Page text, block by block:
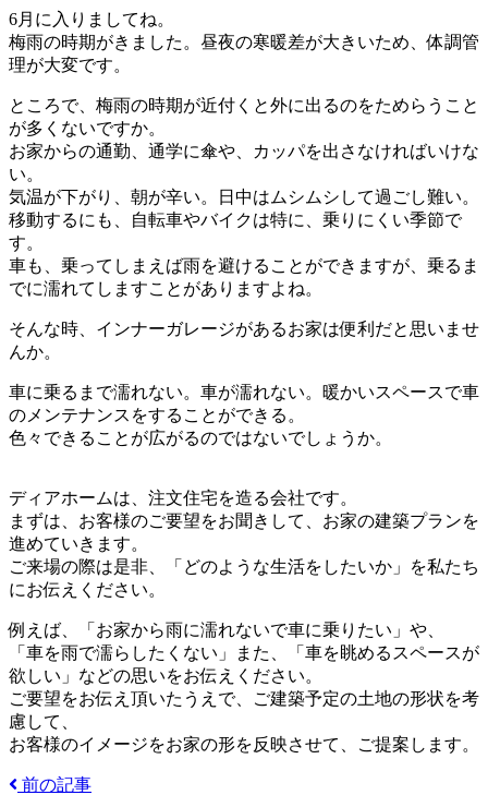
6月に入りましてね。
梅雨の時期がきました。昼夜の寒暖差が大きいため、体調管
理が大変です。
ところで、梅雨の時期が近付くと外に出るのをためらうこと
が多くないですか。
お家からの通勤、通学に傘や、カッパを出さなければいけな
い。
気温が下がり、朝が辛い。日中はムシムシして過ごし難い。
移動するにも、自転車やバイクは特に、乗りにくい季節で
す。
車も、乗ってしまえば雨を避けることができますが、乗るま
でに濡れてしますことがありますよね。
そんな時、インナーガレージがあるお家は便利だと思いませ
んか。
車に乗るまで濡れない。車が濡れない。暖かいスペースで車
のメンテナンスをすることができる。
色々できることが広がるのではないでしょうか。
ディアホームは、注文住宅を造る会社です。
まずは、お客様のご要望をお聞きして、お家の建築プランを
進めていきます。
ご来場の際は是非、「どのような生活をしたいか」を私たち
にお伝えください。
例えば、「お家から雨に濡れないで車に乗りたい」や、
「車を雨で濡らしたくない」また、「車を眺めるスペースが
欲しい」などの思いをお伝えください。
ご要望をお伝え頂いたうえで、ご建築予定の土地の形状を考
慮して、
お客様のイメージをお家の形を反映させて、ご提案します。
前の記事